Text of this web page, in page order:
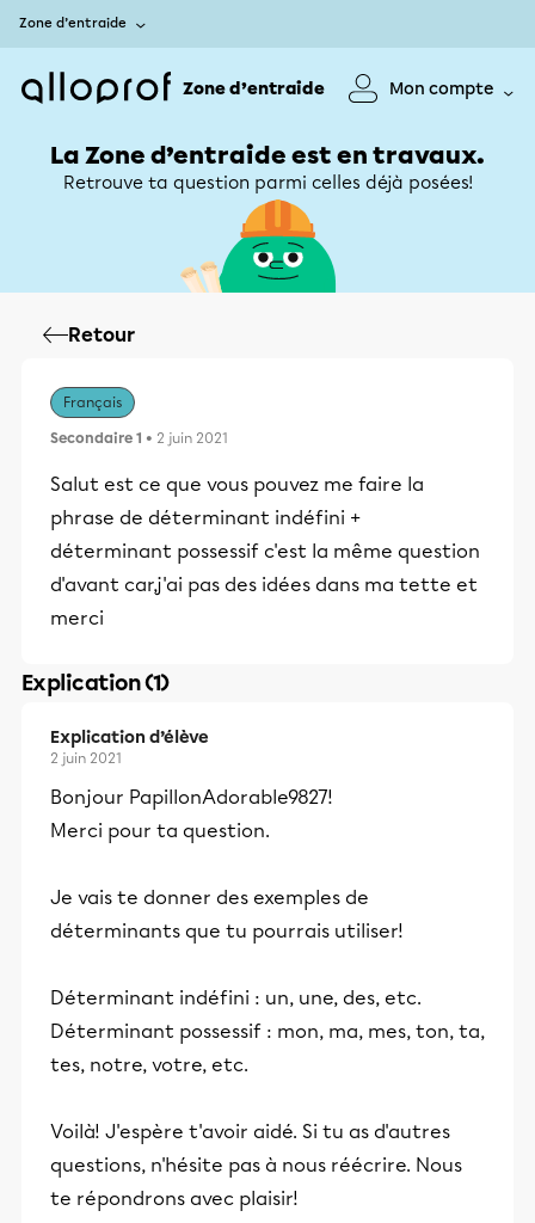
Zone d’entraide
Zone d’entraide Mon compte
La Zone d’entraide est en travaux.
Retrouve ta question parmi celles déjà posées!
Retour
Français
Secondaire 1 • 2 juin 2021
Salut est ce que vous pouvez me faire la
phrase de déterminant indéfini +
déterminant possessif c'est la même question
d'avant car,j'ai pas des idées dans ma tette et
merci
Explication (1)
Explication d’élève
2 juin 2021
Bonjour PapillonAdorable9827!
Merci pour ta question.
Je vais te donner des exemples de
déterminants que tu pourrais utiliser!
Déterminant indéfini : un, une, des, etc.
Déterminant possessif : mon, ma, mes, ton, ta,
tes, notre, votre, etc.
Voilà! J'espère t'avoir aidé. Si tu as d'autres
questions, n'hésite pas à nous réécrire. Nous
te répondrons avec plaisir!